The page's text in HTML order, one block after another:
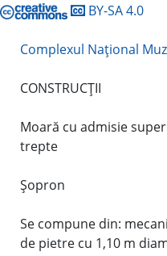
BY-SA 4.0
Complexul Naţional
CONSTRUCŢII
Moară cu admisie
trepte
Şopron
Se compune din:
de pietre cu 1,10 m